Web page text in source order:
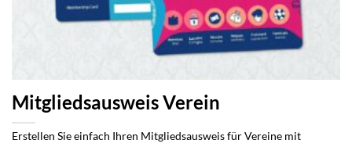
Mitgliedsausweis Verein
Erstellen Sie einfach Ihren Mitgliedsausweis für Vereine mit